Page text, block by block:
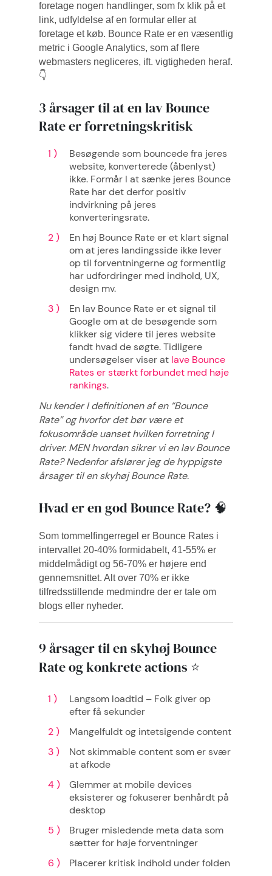
foretage nogen handlinger, som fx klik på et
link, udfyldelse af en formular eller at
foretage et køb. Bounce Rate er en væsentlig
metric i Google Analytics, som af flere
webmasters negliceres, ift. vigtigheden heraf.
👇
3 årsager til at en lav Bounce
Rate er forretningskritisk
Besøgende som bouncede fra jeres
website, konverterede (åbenlyst)
ikke. Formår I at sænke jeres Bounce
Rate har det derfor positiv
indvirkning på jeres
konverteringsrate.
En høj Bounce Rate er et klart signal
om at jeres landingsside ikke lever
op til forventningerne og formentlig
har udfordringer med indhold, UX,
design mv.
En lav Bounce Rate er et signal til
Google om at de besøgende som
klikker sig videre til jeres website
fandt hvad de søgte. Tidligere
undersøgelser viser at lave Bounce
Rates er stærkt forbundet med høje
rankings.
Nu kender I definitionen af en “Bounce
Rate” og hvorfor det bør være et
fokusområde uanset hvilken forretning I
driver. MEN hvordan sikrer vi en lav Bounce
Rate? Nedenfor afslører jeg de hyppigste
årsager til en skyhøj Bounce Rate.
Hvad er en god Bounce Rate? 🧠
Som tommelfingerregel er Bounce Rates i
intervallet 20-40% formidabelt, 41-55% er
middelmådigt og 56-70% er højere end
gennemsnittet. Alt over 70% er ikke
tilfredsstillende medmindre der er tale om
blogs eller nyheder.
9 årsager til en skyhøj Bounce
Rate og konkrete actions ⭐
Langsom loadtid – Folk giver op
efter få sekunder
Mangelfuldt og intetsigende content
Not skimmable content som er svær
at afkode
Glemmer at mobile devices
eksisterer og fokuserer benhårdt på
desktop
Bruger misledende meta data som
sætter for høje forventninger
Placerer kritisk indhold under folden